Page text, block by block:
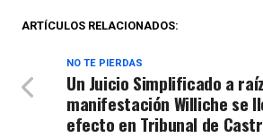
ARTÍCULOS RELACIONADOS:
NO TE PIERDAS
Un Juicio Simplificado a
manifestación Williche se
efecto en Tribunal de